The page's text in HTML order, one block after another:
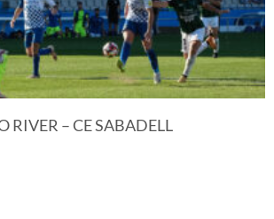
RIVER – CE SABADELL